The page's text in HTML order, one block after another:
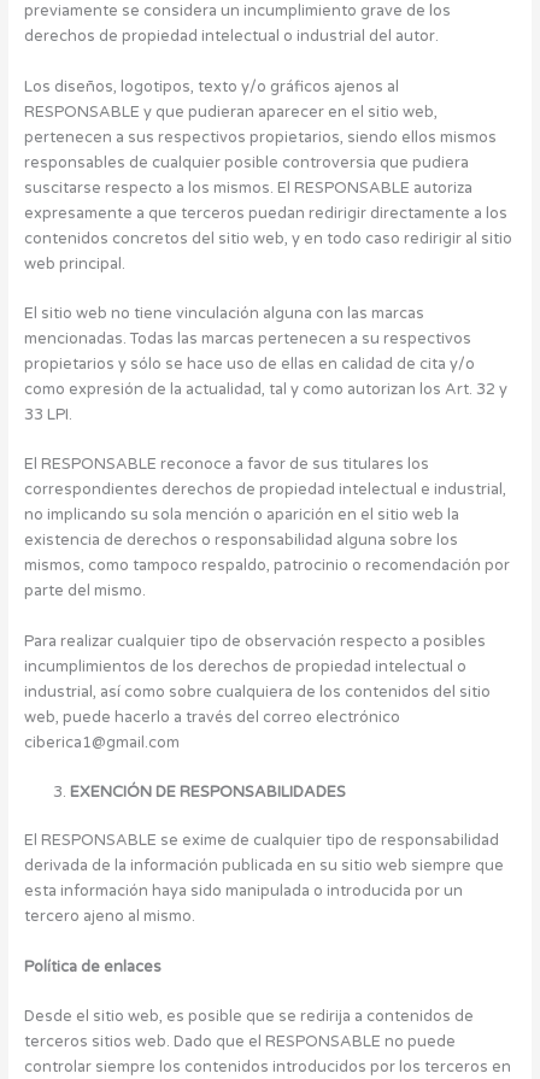
previamente se considera un incumplimiento grave de los
derechos de propiedad intelectual o industrial del autor.
Los diseños, logotipos, texto y/o gráficos ajenos al
RESPONSABLE y que pudieran aparecer en el sitio web,
pertenecen a sus respectivos propietarios, siendo ellos mismos
responsables de cualquier posible controversia que pudiera
suscitarse respecto a los mismos. El RESPONSABLE autoriza
expresamente a que terceros puedan redirigir directamente a los
contenidos concretos del sitio web, y en todo caso redirigir al sitio
web principal.
El sitio web no tiene vinculación alguna con las marcas
mencionadas. Todas las marcas pertenecen a su respectivos
propietarios y sólo se hace uso de ellas en calidad de cita y/o
como expresión de la actualidad, tal y como autorizan los Art. 32 y
33 LPI.
El RESPONSABLE reconoce a favor de sus titulares los
correspondientes derechos de propiedad intelectual e industrial,
no implicando su sola mención o aparición en el sitio web la
existencia de derechos o responsabilidad alguna sobre los
mismos, como tampoco respaldo, patrocinio o recomendación por
parte del mismo.
Para realizar cualquier tipo de observación respecto a posibles
incumplimientos de los derechos de propiedad intelectual o
industrial, así como sobre cualquiera de los contenidos del sitio
web, puede hacerlo a través del correo electrónico
ciberica1@gmail.com
EXENCIÓN DE RESPONSABILIDADES
El RESPONSABLE se exime de cualquier tipo de responsabilidad
derivada de la información publicada en su sitio web siempre que
esta información haya sido manipulada o introducida por un
tercero ajeno al mismo.
Política de enlaces
Desde el sitio web, es posible que se redirija a contenidos de
terceros sitios web. Dado que el RESPONSABLE no puede
controlar siempre los contenidos introducidos por los terceros en